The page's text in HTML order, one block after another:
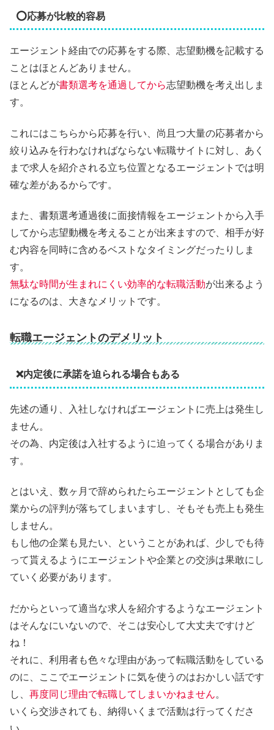
⭕応募が比較的容易
エージェント経由での応募をする際、志望動機を記載する
ことはほとんどありません。
ほとんどが書類選考を通過してから志望動機を考え出しま
す。
これにはこちらから応募を行い、尚且つ大量の応募者から
絞り込みを行わなければならない転職サイトに対し、あく
まで求人を紹介される立ち位置となるエージェントでは明
確な差があるからです。
また、書類選考通過後に面接情報をエージェントから入手
してから志望動機を考えることが出来ますので、相手が好
む内容を同時に含めるベストなタイミングだったりしま
す。
無駄な時間が生まれにくい効率的な転職活動が出来るよう
になるのは、大きなメリットです。
転職エージェントのデメリット
❌内定後に承諾を迫られる場合もある
先述の通り、入社しなければエージェントに売上は発生し
ません。
その為、内定後は入社するように迫ってくる場合がありま
す。
とはいえ、数ヶ月で辞められたらエージェントとしても企
業からの評判が落ちてしまいますし、そもそも売上も発生
しません。
もし他の企業も見たい、ということがあれば、少しでも待
って貰えるようにエージェントや企業との交渉は果敢にし
ていく必要があります。
だからといって適当な求人を紹介するようなエージェント
はそんなにいないので、そこは安心して大丈夫ですけど
ね！
それに、利用者も色々な理由があって転職活動をしている
のに、ここでエージェントに気を使うのはおかしい話です
し、 再度同じ理由で転職してしまいかねません。
いくら交渉されても、納得いくまで活動は行ってくださ